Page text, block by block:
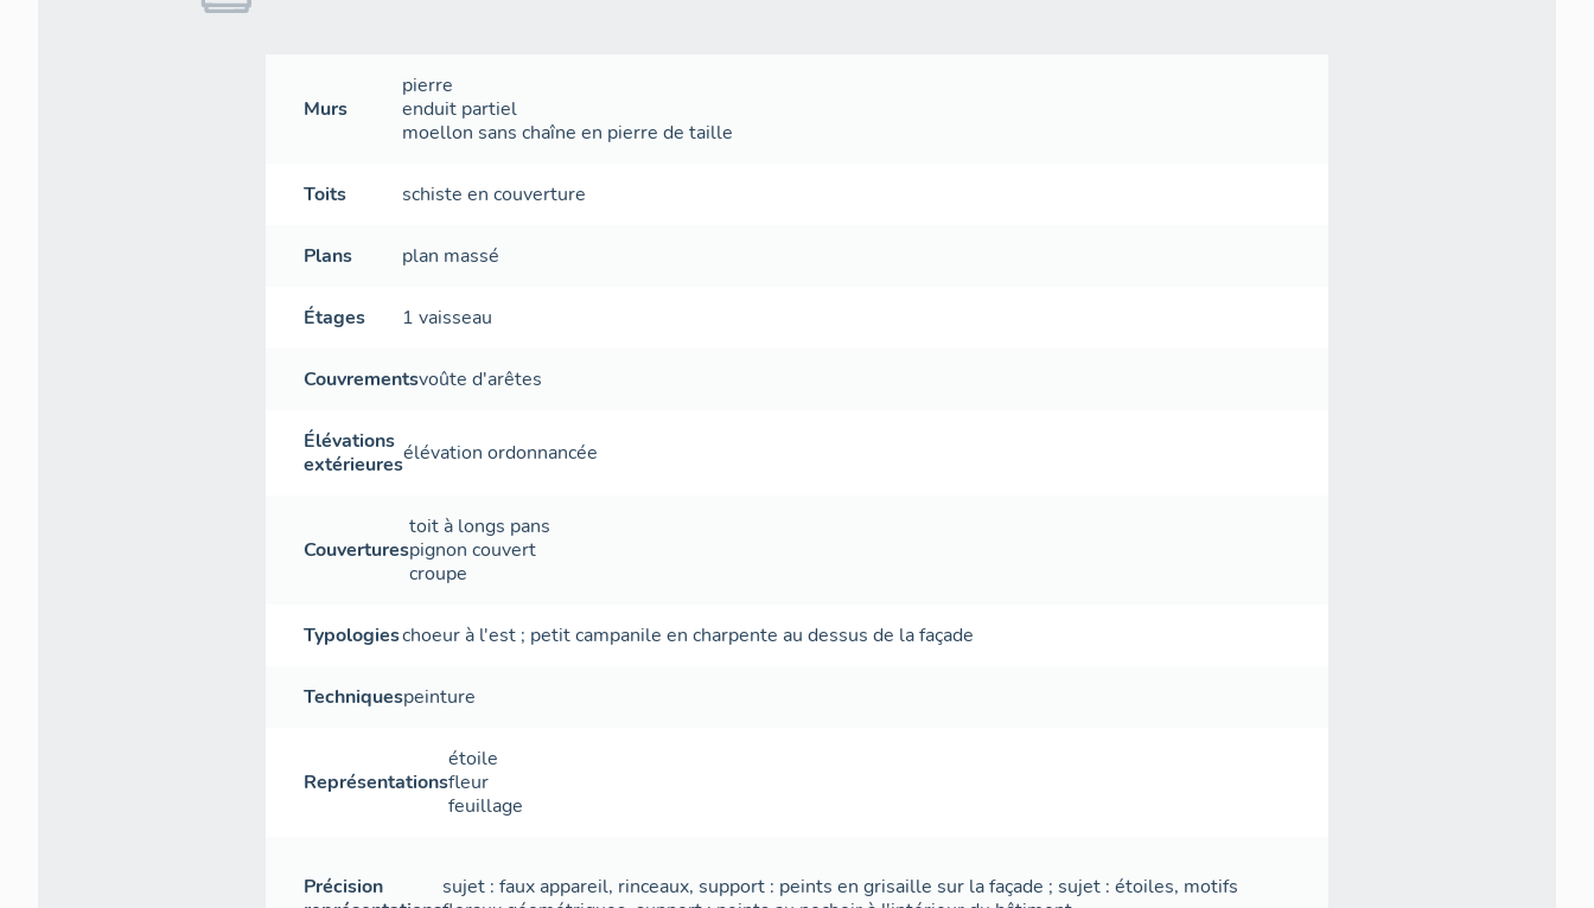
Murs
pierre
enduit partiel
moellon sans chaîne en pierre de taille
Toits schiste en couverture
Plans plan massé
Étages 1 vaisseau
Couvrementsvoûte d'arêtes
Élévations
extérieuresélévation ordonnancée
Couvertures
toit à longs pans
pignon couvert
croupe
Typologieschoeur à l'est ; petit campanile en charpente au dessus de la façade
Techniquespeinture
Représentations
étoile
fleur
feuillage
Précision
sujet : faux appareil, rinceaux, support : peints en grisaille sur la façade ; sujet : étoiles, motifs